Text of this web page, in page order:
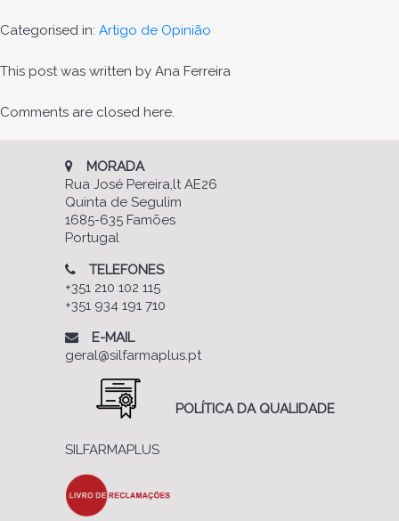
Categorised in: Artigo de Opinião
This post was written by Ana Ferreira
Comments are closed here.
MORADA
Rua José Pereira,lt AE26
Quinta de Segulim
1685-635 Famões
Portugal
TELEFONES
+351 210 102 115
+351 934 191 710
E-MAIL
geral@silfarmaplus.pt
POLÍTICA DA QUALIDADE
SILFARMAPLUS